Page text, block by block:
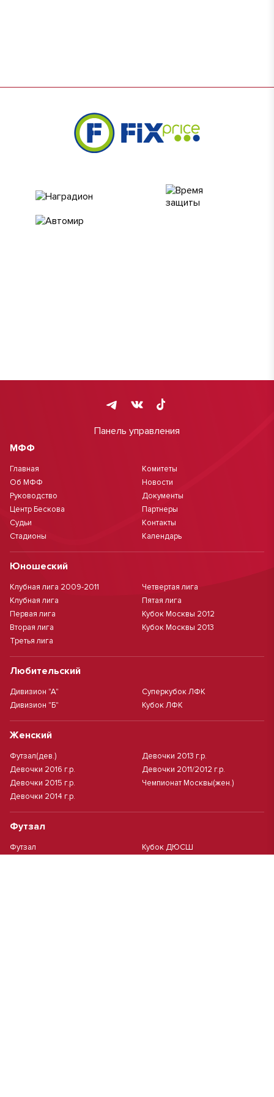
Панель управления
МФФ
Главная
Об МФФ
Руководство
Центр Бескова
Судьи
Стадионы
Комитеты
Новости
Документы
Партнеры
Контакты
Календарь
Юношеский
Клубная лига 2009-2011
Клубная лига
Первая лига
Вторая лига
Третья лига
Четвертая лига
Пятая лига
Кубок Москвы 2012
Кубок Москвы 2013
Любительский
Дивизион "А"
Дивизион "Б"
Суперкубок ЛФК
Кубок ЛФК
Женский
Футзал(дев.)
Девочки 2016 г.р.
Девочки 2015 г.р.
Девочки 2014 г.р.
Девочки 2013 г.р.
Девочки 2011/2012 г.р.
Чемпионат Москвы(жен.)
Футзал
Футзал
Кубок ДЮСШ